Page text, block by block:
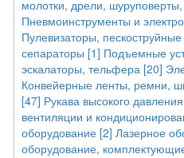
молотки, дрели,
Пневмоинструменты и
Пулевизаторы,
сепараторы [1] Подъемные
эскалаторы, тельфера [20]
Конвейерные ленты, ремни,
[47] Рукава высокого
вентиляции и
оборудование [2] Лазерное
оборудование,